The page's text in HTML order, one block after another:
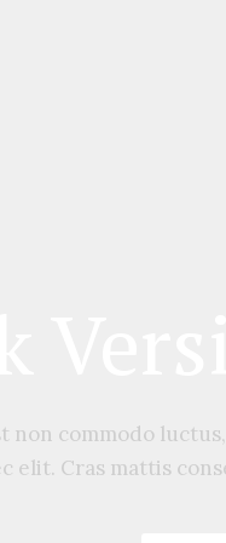
non commodo
elit. Cras mattis